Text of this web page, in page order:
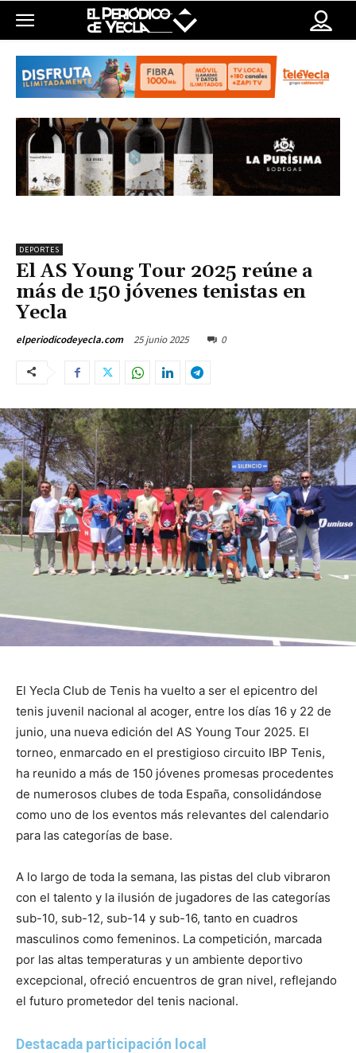
DEPORTES
El AS Young Tour 2025 reúne a
más de 150 jóvenes tenistas en
Yecla
elperiodicodeyecla.com 25 junio 2025 0
El Yecla Club de Tenis ha vuelto a ser el epicentro del
tenis juvenil nacional al acoger, entre los días 16 y 22 de
junio, una nueva edición del AS Young Tour 2025. El
torneo, enmarcado en el prestigioso circuito IBP Tenis,
ha reunido a más de 150 jóvenes promesas procedentes
de numerosos clubes de toda España, consolidándose
como uno de los eventos más relevantes del calendario
para las categorías de base.
A lo largo de toda la semana, las pistas del club vibraron
con el talento y la ilusión de jugadores de las categorías
sub-10, sub-12, sub-14 y sub-16, tanto en cuadros
masculinos como femeninos. La competición, marcada
por las altas temperaturas y un ambiente deportivo
excepcional, ofreció encuentros de gran nivel, reflejando
el futuro prometedor del tenis nacional.
Destacada participación local